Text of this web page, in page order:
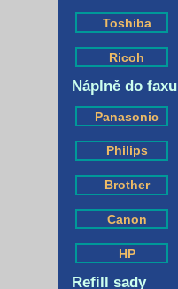
Toshiba
Ricoh
Náplně do faxu
Panasonic
Philips
Brother
Canon
HP
Refill sady